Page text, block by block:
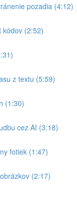
pozadia (4:12)
kódov (2:52)
z textu (5:59)
(1:30)
cez AI (3:18)
fotiek (1:47)
(2:17)